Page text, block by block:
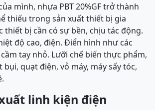
mình, nhựa PBT 20%GF trở thành
thiếu trong sản xuất thiết bị gia
thiết bị cần có sự bền, chịu tác động.
độ cao, điện. Điển hình như các
tay nhỏ. Lưỡi chế biến thực phẩm,
quạt điện, vỏ máy, máy sấy tóc,
linh kiện điện